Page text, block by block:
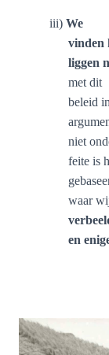
iii) We
vinden
liggen
met dit
beleid
niet
feite is
waar
en